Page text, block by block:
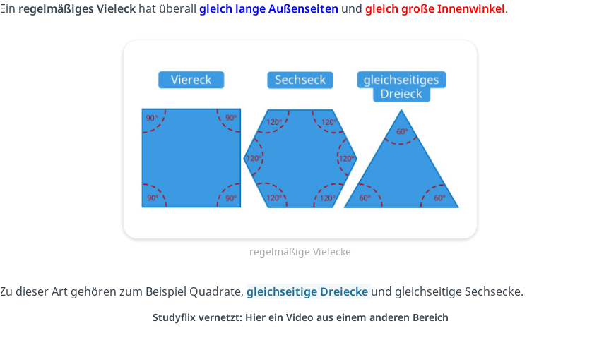
Ein regelmäßiges Vieleckhat überall gleich lange Außenseiten und gleich große Innenwinkel.
regelmäßige Vielecke
Zu dieser Art gehören zum Beispiel Quadrate, gleichseitige Dreiecke und gleichseitige Sechsecke.
Studyflix vernetzt: Hier ein Video aus einem anderen Bereich